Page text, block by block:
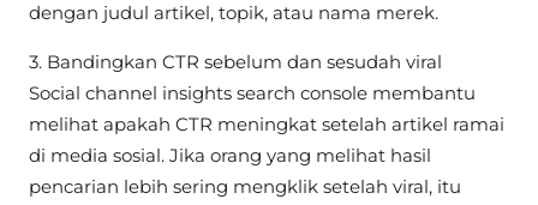
dengan judul artikel, topik, atau nama merek.
3. Bandingkan CTR sebelum dan sesudah viral
Social channel insights search console membantu
melihat apakah CTR meningkat setelah artikel ramai
di media sosial. Jika orang yang melihat hasil
pencarian lebih sering mengklik setelah viral, itu